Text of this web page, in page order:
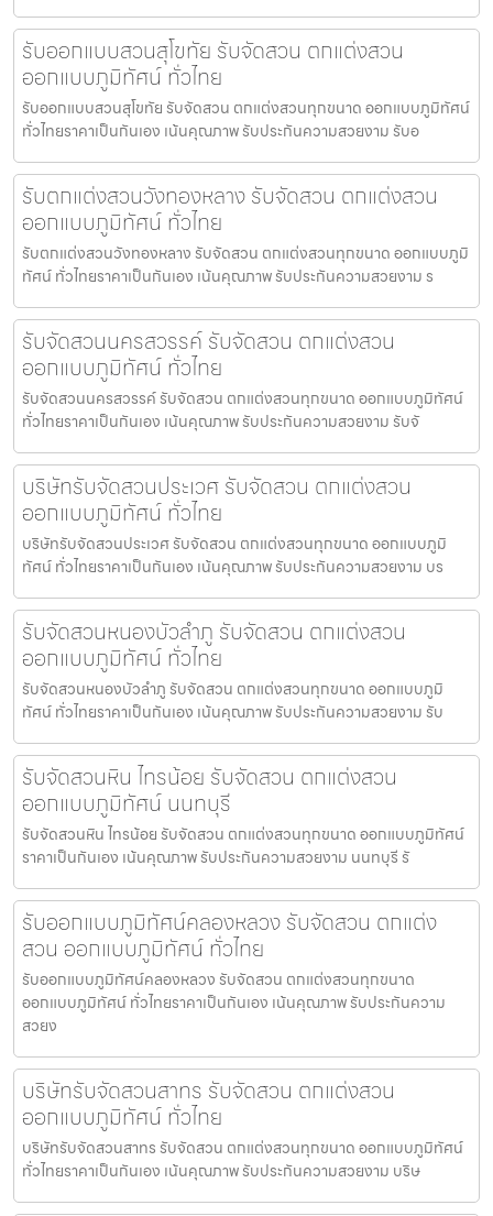
รับออกแบบสวนสุโขทัย รับจัดสวน ตกแต่งสวน
ออกแบบภูมิทัศน์ ทั่วไทย
รับออกแบบสวนสุโขทัย รับจัดสวน ตกแต่งสวนทุกขนาด ออกแบบภูมิทัศน์
ทั่วไทยราคาเป็นกันเอง เน้นคุณภาพ รับประกันความสวยงาม รับอ
รับตกแต่งสวนวังทองหลาง รับจัดสวน ตกแต่งสวน
ออกแบบภูมิทัศน์ ทั่วไทย
รับตกแต่งสวนวังทองหลาง รับจัดสวน ตกแต่งสวนทุกขนาด ออกแบบภูมิ
ทัศน์ ทั่วไทยราคาเป็นกันเอง เน้นคุณภาพ รับประกันความสวยงาม ร
รับจัดสวนนครสวรรค์ รับจัดสวน ตกแต่งสวน
ออกแบบภูมิทัศน์ ทั่วไทย
รับจัดสวนนครสวรรค์ รับจัดสวน ตกแต่งสวนทุกขนาด ออกแบบภูมิทัศน์
ทั่วไทยราคาเป็นกันเอง เน้นคุณภาพ รับประกันความสวยงาม รับจั
บริษัทรับจัดสวนประเวศ รับจัดสวน ตกแต่งสวน
ออกแบบภูมิทัศน์ ทั่วไทย
บริษัทรับจัดสวนประเวศ รับจัดสวน ตกแต่งสวนทุกขนาด ออกแบบภูมิ
ทัศน์ ทั่วไทยราคาเป็นกันเอง เน้นคุณภาพ รับประกันความสวยงาม บร
รับจัดสวนหนองบัวลำภู รับจัดสวน ตกแต่งสวน
ออกแบบภูมิทัศน์ ทั่วไทย
รับจัดสวนหนองบัวลำภู รับจัดสวน ตกแต่งสวนทุกขนาด ออกแบบภูมิ
ทัศน์ ทั่วไทยราคาเป็นกันเอง เน้นคุณภาพ รับประกันความสวยงาม รับ
รับจัดสวนหิน ไทรน้อย รับจัดสวน ตกแต่งสวน
ออกแบบภูมิทัศน์ นนทบุรี
รับจัดสวนหิน ไทรน้อย รับจัดสวน ตกแต่งสวนทุกขนาด ออกแบบภูมิทัศน์
ราคาเป็นกันเอง เน้นคุณภาพ รับประกันความสวยงาม นนทบุรี รั
รับออกแบบภูมิทัศน์คลองหลวง รับจัดสวน ตกแต่ง
สวน ออกแบบภูมิทัศน์ ทั่วไทย
รับออกแบบภูมิทัศน์คลองหลวง รับจัดสวน ตกแต่งสวนทุกขนาด
ออกแบบภูมิทัศน์ ทั่วไทยราคาเป็นกันเอง เน้นคุณภาพ รับประกันความ
สวยง
บริษัทรับจัดสวนสาทร รับจัดสวน ตกแต่งสวน
ออกแบบภูมิทัศน์ ทั่วไทย
บริษัทรับจัดสวนสาทร รับจัดสวน ตกแต่งสวนทุกขนาด ออกแบบภูมิทัศน์
ทั่วไทยราคาเป็นกันเอง เน้นคุณภาพ รับประกันความสวยงาม บริษ